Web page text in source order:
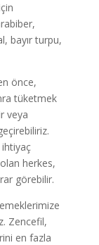
bayır turpu,
önce,
tüketmek
veya
herkes,
görebilir.
Zencefil,
en fazla